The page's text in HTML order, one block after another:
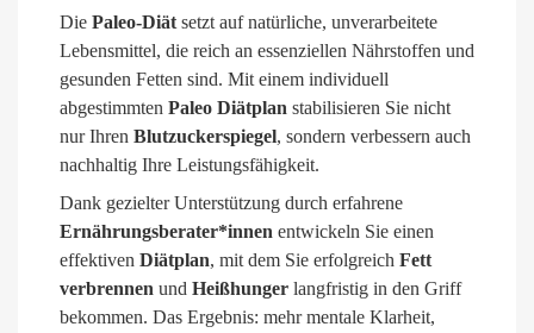
Die Paleo-Diät setzt auf natürliche, unverarbeitete
Lebensmittel, die reich an essenziellen Nährstoffen und
gesunden Fetten sind. Mit einem individuell
abgestimmten Paleo Diätplan stabilisieren Sie nicht
nur Ihren Blutzuckerspiegel, sondern verbessern auch
nachhaltig Ihre Leistungsfähigkeit.
Dank gezielter Unterstützung durch erfahrene
Ernährungsberater*innen entwickeln Sie einen
effektiven Diätplan, mit dem Sie erfolgreich Fett
verbrennen und Heißhunger langfristig in den Griff
bekommen. Das Ergebnis: mehr mentale Klarheit,